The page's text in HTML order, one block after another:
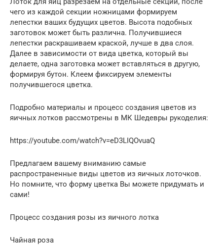
чего из каждой секции ножницами формируем
лепестки ваших будущих цветов. Высота подобных
заготовок может быть различна. Получившиеся
лепестки раскрашиваем краской, лучше в два слоя.
Далее в зависимости от вида цветка, который вы
делаете, одна заготовка может вставляться в другую,
формируя бутон. Клеем фиксируем элементы
получившегося цветка.
Подробно материалы и процесс создания цветов из
яичных лотков рассмотрены в МК Шедевры рукоделия:
https://youtube.com/watch?v=eD3LIQOvuaQ
Предлагаем вашему вниманию самые
распространенные виды цветов из яичных лоточков.
Но помните, что форму цветка Вы можете придумать и
сами!
Процесс создания розы из яичного лотка
Чайная роза